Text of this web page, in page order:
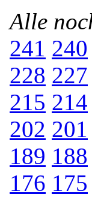
Alle
241 240
228 227
215 214
202 201
189 188
176 175